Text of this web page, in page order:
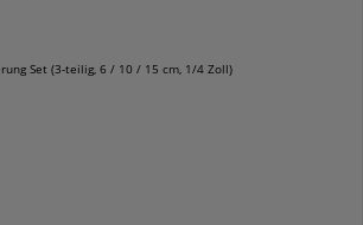
Set (3-teilig, 6 / 10 / 15 cm, 1/4 Zoll)